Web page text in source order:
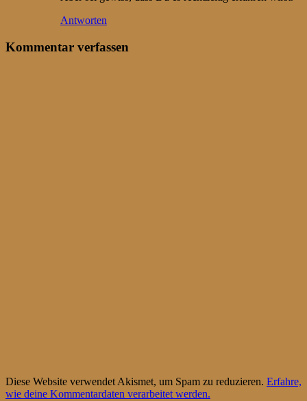
Antworten
Kommentar verfassen
Diese Website verwendet Akismet, um Spam zu reduzieren. Erfahre,
wie deine Kommentardaten verarbeitet werden.